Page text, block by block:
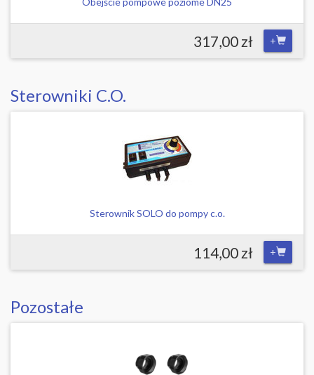
317,00 zł +
Sterowniki C.O.
Sterownik SOLO do pompy c.o.
114,00 zł +
Pozostałe